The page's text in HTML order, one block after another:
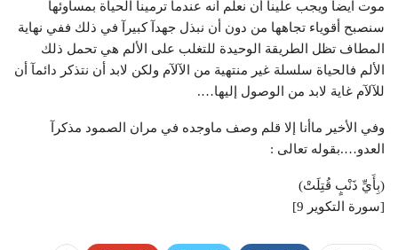
موت ايضآ ويجب علينا أن نعلم أنه عندما ترمينا الحياة بمساوئها
سنصبح أقوياء تجاهها من دون أن نبذل جهدآ كبيرآ في ذلك ففي نهاية
المطاف تظل الطريقة الوحيدة للتغلب على الألم هي تحمل ذلك
الألم فالحياة سلسلة غير منتهية من الآلآم ولكن لابد أن نتذكر دائمآ أن
للآلآم غاية لابد من الوصول إليها….
وفي الأخير ماأنا إلا قلم وصف ماوجده في مران الصمود مذكرآ
العدو….بقوله تعالى :
(بِأَيِّ ذَنْبٍ قُتِلَتْ)
[سورة التكوير 9]